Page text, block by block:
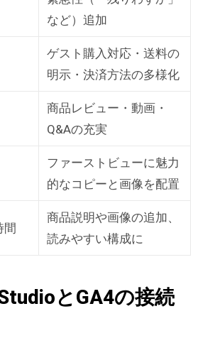
など）追加
ゲスト購入対応・送料の
明示・決済方法の多様化
商品レビュー・動画・
Q&Aの充実
ファーストビューに魅力
的なコピーと画像を配置
間
商品説明や画像の追加、
読みやすい構成に
とGA4の接続